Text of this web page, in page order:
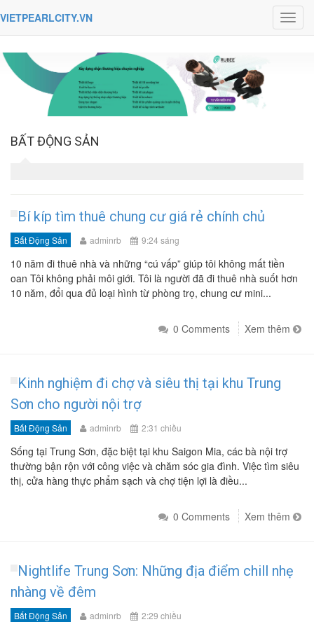
VIETPEARLCITY.VN
BẤT ĐỘNG SẢN
Bí kíp tìm thuê chung cư giá rẻ chính chủ
Bất Động Sản adminrb 9:24 sáng
10 năm đi thuê nhà và những “cú vấp” giúp tôi không mất tiền
oan Tôi không phải môi giới. Tôi là người đã đi thuê nhà suốt hơn
10 năm, đổi qua đủ loại hình từ phòng trọ, chung cư mini...
0 Comments Xem thêm
Kinh nghiệm đi chợ và siêu thị tại khu Trung
Sơn cho người nội trợ
Bất Động Sản adminrb 2:31 chiều
Sống tại Trung Sơn, đặc biệt tại khu Saigon Mia, các bà nội trợ
thường bận rộn với công việc và chăm sóc gia đình. Việc tìm siêu
thị, cửa hàng thực phẩm sạch và chợ tiện lợi là điều...
0 Comments Xem thêm
Nightlife Trung Sơn: Những địa điểm chill nhẹ
nhàng về đêm
Bất Động Sản adminrb 2:29 chiều